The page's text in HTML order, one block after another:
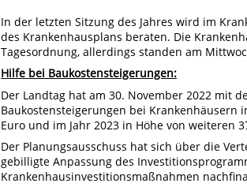
In der letzten Sitzung des Jahres wird im
des Krankenhausplans beraten. Die
Tagesordnung, allerdings standen am
Hilfe bei Baukostensteigerungen:
Der Landtag hat am 30. November 2022 mit
Baukostensteigerungen bei Krankenhäusern
Euro und im Jahr 2023 in Höhe von weiteren
Der Planungsausschuss hat sich über die
gebilligte Anpassung des
Krankenhausinvestitionsmaßnahmen